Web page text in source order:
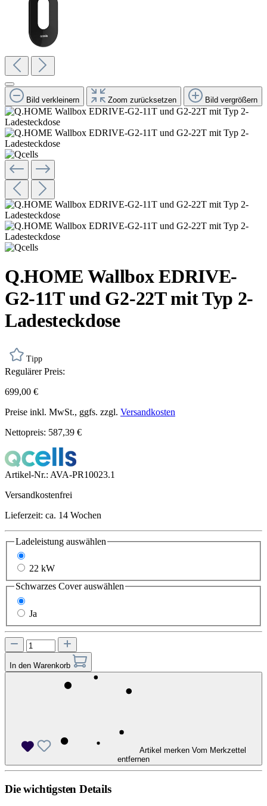
Bild verkleinern Zoom zurücksetzen Bild vergrößern
Q.HOME Wallbox EDRIVE-
G2-11T und G2-22T mit Typ 2-
Ladesteckdose
Tipp
Regulärer Preis:
699,00 €
Preise inkl. MwSt., ggfs. zzgl. Versandkosten
Nettopreis: 587,39 €
Artikel-Nr.: AVA-PR10023.1
Versandkostenfrei
Lieferzeit: ca. 14 Wochen
Ladeleistung auswählen
22 kW
Schwarzes Coverauswählen
Ja
In den Warenkorb
Artikel merken Vom Merkzettel
entfernen
Die wichtigsten Details